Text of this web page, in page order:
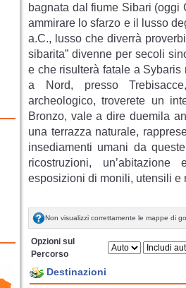
bagnata dal fiume Sibari (oggi
ammirare lo sfarzo e il lusso
a.C., lusso che diverrà
sibarita” divenne per secoli
e che risulterà fatale a
a Nord, presso
archeologico, troverete un
Bronzo, vale a dire duemila
una terrazza naturale,
insediamenti umani da
ricostruzioni,
esposizioni di monili, utensili e
Non visualizzi correttamente le mappe di
Opzioni sul
Percorso
Destinazioni